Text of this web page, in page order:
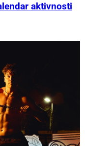
aktivnosti